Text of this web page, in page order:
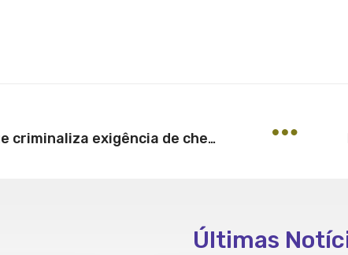
Sancionada lei que criminaliza exigência de cheque-caução em hospitais
Últimas